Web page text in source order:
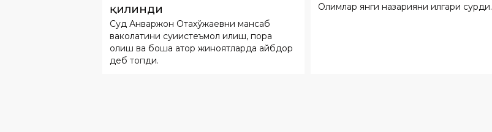
қилинди
Суд Анваржон Отахўжаевни мансаб
ваколатини суиистеъмол қилиш, пора
олиш ва бошқа қатор жиноятларда айбдор
деб топди.
Олимлар янги назарияни илгари сурди.